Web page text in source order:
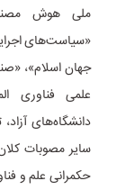
ملی هوش
«سیاست‌های
جهان اسلام»،
علمی فناوری
دانشگاه‌های
سایر مصوبات
حکمرانی علم و